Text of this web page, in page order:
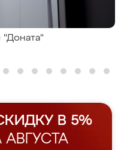
"Доната"
В 5%